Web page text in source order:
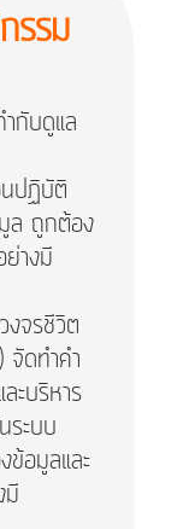
รรม
ำกับดูแล
ปฏิบัติ
ล ถูกต้อง
างมี
งจรชีวิต
ดทำคำ
ะบริหาร
ระบบ
ข้อมูลและ